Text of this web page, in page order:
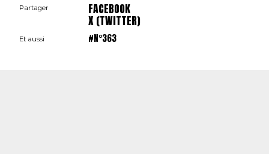
Partager FACEBOOK
X (TWITTER)
Et aussi #N°363